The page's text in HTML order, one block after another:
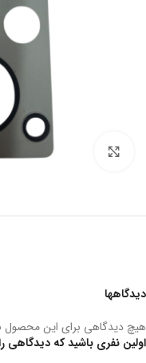
بزرگنمایی تصویر
دیدگاهها
هیچ دیدگاهی برای این
اولین نفری باشید که دیدگاهی را